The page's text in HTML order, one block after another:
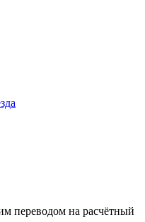
переводом на расчётный